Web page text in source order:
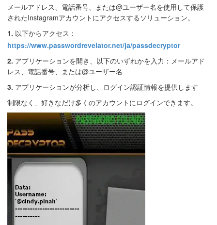
メールアドレス、電話番号、または@ユーザー名を使用して保護
されたInstagramアカウントにアクセスするソリューション。
1. 以下からアクセス：
https://www.passwordrevelator.net/ja/passdecryptor
2. アプリケーションを開き、以下のいずれかを入力：メールアド
レス、電話番号、または@ユーザー名
3. アプリケーションが分析し、ログイン認証情報を提供します
制限なく、好きなだけ多くのアカウントにログインできます。